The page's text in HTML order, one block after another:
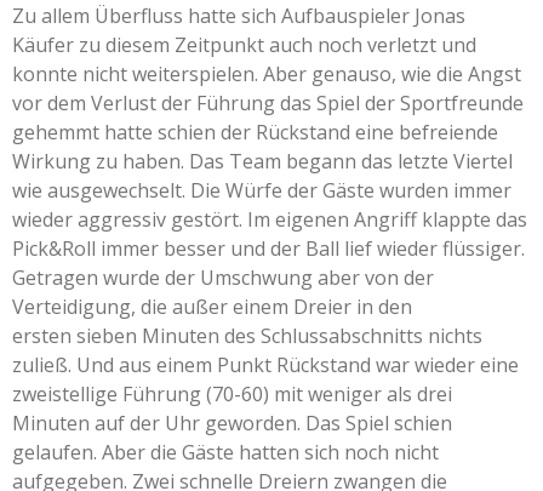
Zu allem Überfluss hatte sich Aufbauspieler Jonas
Käufer zu diesem Zeitpunkt auch noch verletzt und
konnte nicht weiterspielen. Aber genauso, wie die Angst
vor dem Verlust der Führung das Spiel der Sportfreunde
gehemmt hatte schien der Rückstand eine befreiende
Wirkung zu haben. Das Team begann das letzte Viertel
wie ausgewechselt. Die Würfe der Gäste wurden immer
wieder aggressiv gestört. Im eigenen Angriff klappte das
Pick&Roll immer besser und der Ball lief wieder flüssiger.
Getragen wurde der Umschwung aber von der
Verteidigung, die außer einem Dreier in den
ersten sieben Minuten des Schlussabschnitts nichts
zuließ. Und aus einem Punkt Rückstand war wieder eine
zweistellige Führung (70-60) mit weniger als drei
Minuten auf der Uhr geworden. Das Spiel schien
gelaufen. Aber die Gäste hatten sich noch nicht
aufgegeben. Zwei schnelle Dreiern zwangen die